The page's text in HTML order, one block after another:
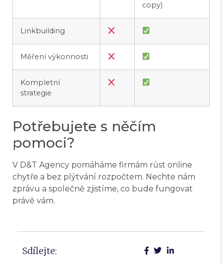
copy)
Linkbuilding
Měření výkonnosti
Kompletní
strategie
Potřebujete s něčím
pomoci?
V D&T Agency pomáháme firmám růst online
chytře a bez plýtvání rozpočtem. Nechte nám
zprávu a společně zjistíme, co bude fungovat
právě vám.
Sdílejte: